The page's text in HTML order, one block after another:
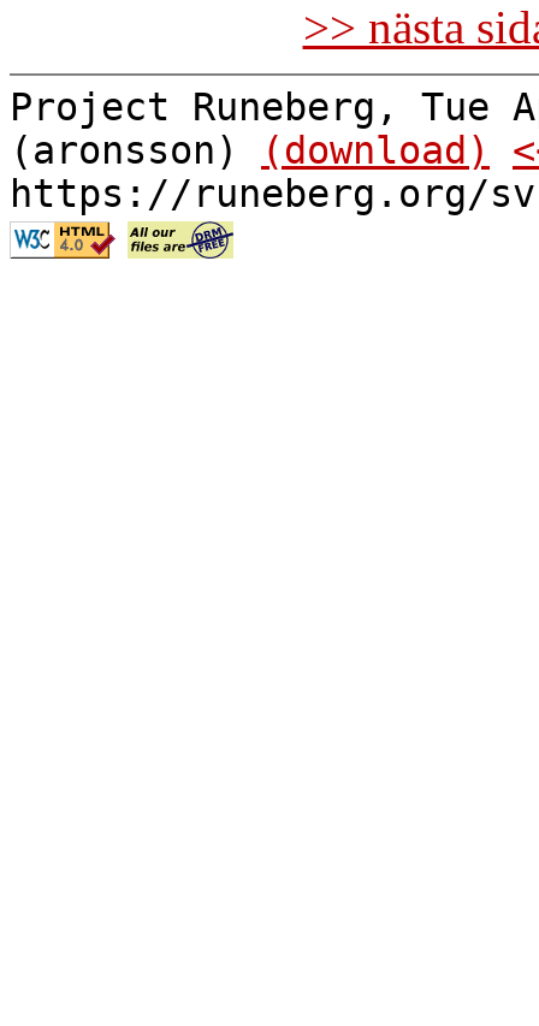
>> nästa
Project Runeberg, Tue
(aronsson)
(download)
https://runeberg.org/